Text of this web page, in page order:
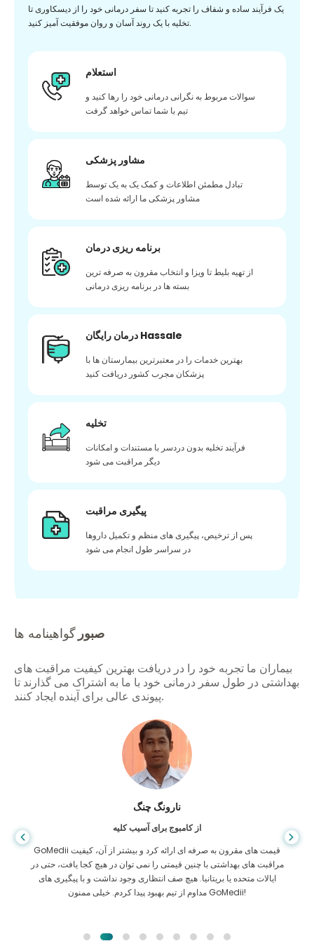
یک فرآیند ساده و شفاف را تجربه کنید تا سفر درمانی خود را از دیسکاوری تا
تخلیه با یک روند آسان و روان موفقیت آمیز کنید.
استعلام
سوالات مربوط به نگرانی درمانی خود را رها کنید و
تیم با شما تماس خواهد گرفت
مشاور پزشکی
تبادل مطمئن اطلاعات و کمک یک به یک توسط
مشاور پزشکی ما ارائه شده است
برنامه ریزی درمان
از تهیه بلیط تا ویزا و انتخاب مقرون به صرفه ترین
بسته ها در برنامه ریزی درمانی
درمان رایگان Hassale
بهترین خدمات را در معتبرترین بیمارستان ها با
پزشکان مجرب کشور دریافت کنید
تخلیه
فرآیند تخلیه بدون دردسر با مستندات و امکانات
دیگر مراقبت می شود
پیگیری مراقبت
پس از ترخیص، پیگیری های منظم و تکمیل داروها
در سراسر طول انجام می شود
صبور گواهینامه ها
بیماران ما تجربه خود را در دریافت بهترین کیفیت مراقبت های
بهداشتی در طول سفر درمانی خود با ما به اشتراک می گذارند تا
پیوندی عالی برای آینده ایجاد کنند.
شاندا داس
از بنگلادش برای گوارش
من از پسرم و تیم درخشان GoMedii که در سفر من از بنگلادش به هند برای
درمان به من کمک کردند تشکر کرده ام. ما در انتخاب GoMedii انتخاب
درستی کردیم. آنها حتی پس از درمان پیوند خوبی با ما حفظ می کنند